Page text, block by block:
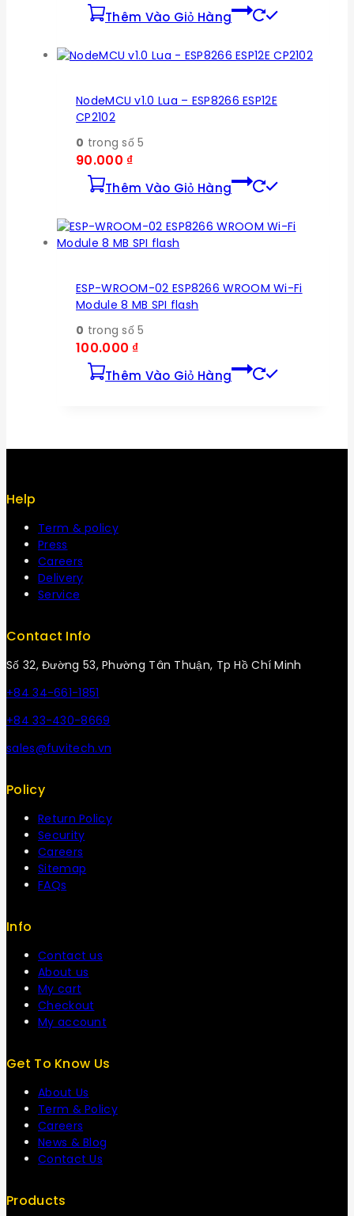
Thêm Vào Giỏ Hàng
NodeMCU v1.0 Lua – ESP8266 ESP12E
CP2102
0 trong số 5
90.000 ₫
Thêm Vào Giỏ Hàng
ESP-WROOM-02 ESP8266 WROOM Wi-Fi
Module 8 MB SPI flash
0 trong số 5
100.000 ₫
Thêm Vào Giỏ Hàng
Help
Term & policy
Press
Careers
Delivery
Service
Contact Info
Số 32, Đường 53, Phường Tân Thuận, Tp Hồ Chí Minh
+84 34-661-1851
+84 33-430-8669
sales@fuvitech.vn
Policy
Return Policy
Security
Careers
Sitemap
FAQs
Info
Contact us
About us
My cart
Checkout
My account
Get To Know Us
About Us
Term & Policy
Careers
News & Blog
Contact Us
Products